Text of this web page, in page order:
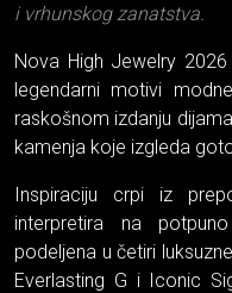
i vrhunskog zanatstva.
Nova High Jewelry
legendarni motivi
raskošnom izdanju
kamenja koje izgleda
Inspiraciju crpi iz
interpretira na
podeljena u četiri
Everlasting G i Iconic